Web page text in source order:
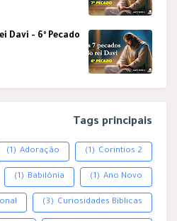
Davi - 6º Pecado
Tags principais
2 Coríntios
(1)
Adoração
(1)
Ano Novo
(1)
Babilônia
(1)
Curiosidades Bíblicas
(3)